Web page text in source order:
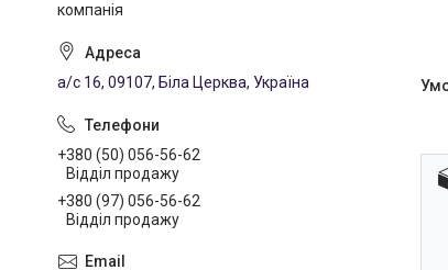
компанія
а/с 16, 09107, Біла Церква, Україна
+380 (50) 056-56-62
Відділ продажу
+380 (97) 056-56-62
Відділ продажу